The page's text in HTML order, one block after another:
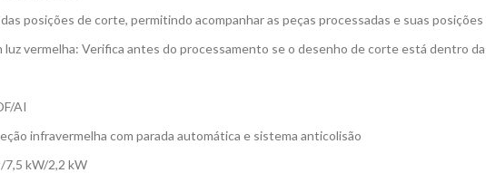
posições de corte, permitindo acompanhar as peças processadas e suas
luz vermelha: Verifica antes do processamento se o desenho de corte está dentro
AI
infravermelha com parada automática e sistema anticolisão
7,5 kW/2,2 kW